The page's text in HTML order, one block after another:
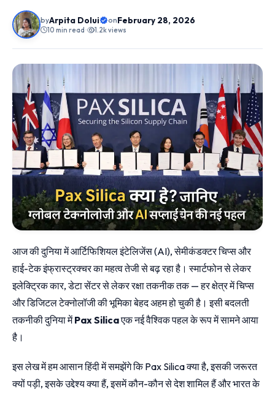
byArpita Dolui onFebruary 28, 2026
10 min read • 1.2k views
आज की दुनिया में आर्टिफिशियल इंटेलिजेंस (AI), सेमीकंडक्टर चिप्स और
हाई-टेक इंफ्रास्ट्रक्चर का महत्व तेजी से बढ़ रहा है। स्मार्टफोन से लेकर
इलेक्ट्रिक कार, डेटा सेंटर से लेकर रक्षा तकनीक तक — हर क्षेत्र में चिप्स
और डिजिटल टेक्नोलॉजी की भूमिका बेहद अहम हो चुकी है। इसी बदलती
तकनीकी दुनिया मेंPax Silicaएक नई वैश्विक पहल के रूप में सामने आया
है।
इस लेख में हम आसान हिंदी में समझेंगे कि Pax Silica क्या है, इसकी जरूरत
क्यों पड़ी, इसके उद्देश्य क्या हैं, इसमें कौन-कौन से देश शामिल हैं और भारत के